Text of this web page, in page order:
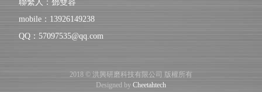
mobile：13926149238
QQ：57097535@qq.com
2018 © 洪興研磨科技有限公司 版權所有
Designed by Cheetahtech